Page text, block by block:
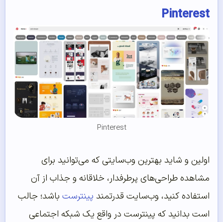
Pinterest
Pinterest
اولین و شاید بهترین وب‌سایتی که می‌توانید برای
مشاهده طراحی‌های پرطرفدار، خلاقانه و جذاب از آن
استفاده کنید، وب‌سایت قدرتمند پینترست باشد؛ جالب
است بدانید که پینترست در واقع یک شبکه اجتماعی